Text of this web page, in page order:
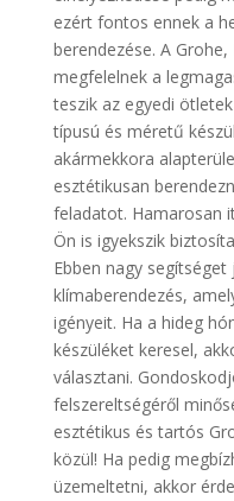
ezért fontos ennek a
berendezése. A
megfelelnek a
teszik az egyedi
típusú és méretű
akármekkora
esztétikusan
feladatot. Hamarosan
Ön is igyekszik
Ebben nagy
klímaberendezés,
igényeit. Ha a hideg
készüléket keresel,
választani.
felszereltségéről
esztétikus és tartós
közül! Ha pedig
üzemeltetni, akkor